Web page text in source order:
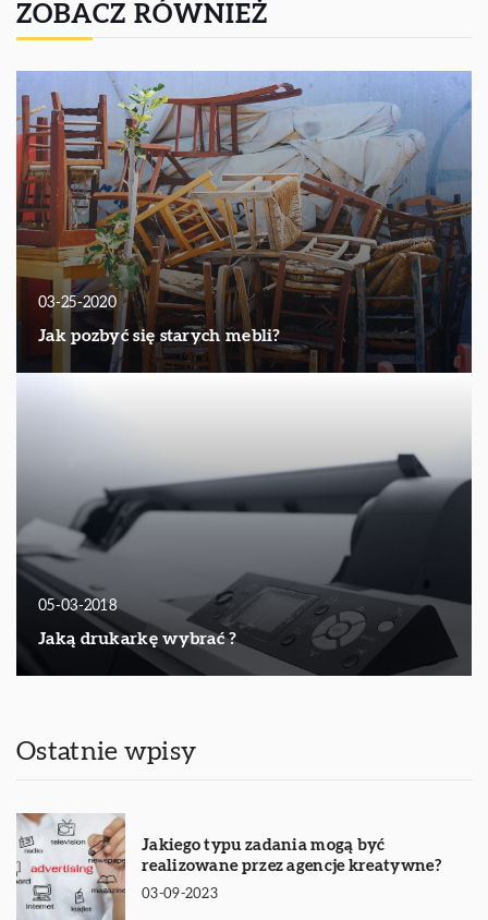
ZOBACZ RÓWNIEŻ
03-25-2020
Jak pozbyć się starych mebli?
05-03-2018
Jaką drukarkę wybrać ?
Ostatnie wpisy
Jakiego typu zadania mogą być
realizowane przez agencje kreatywne?
03-09-2023